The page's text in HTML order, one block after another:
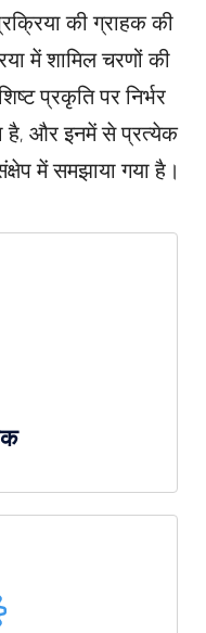
की ग्राहक की
में शामिल चरणों की
प्रकृति पर निर्भर
है, और इनमें से प्रत्येक
में समझाया गया है।